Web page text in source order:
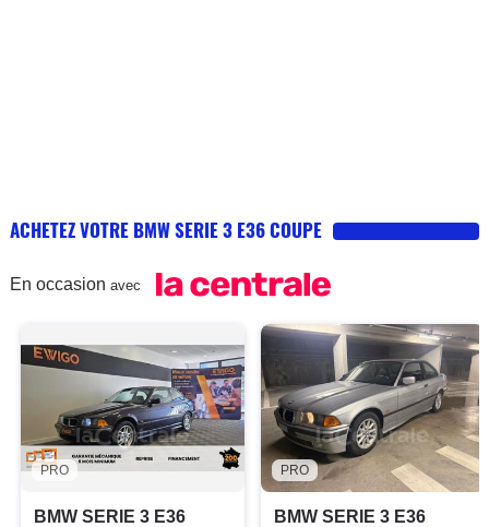
ACHETEZ VOTRE BMW SERIE 3 E36 COUPE
En occasion avec
PRO
BMW SERIE 3 E36
PRO
BMW SERIE 3 E36